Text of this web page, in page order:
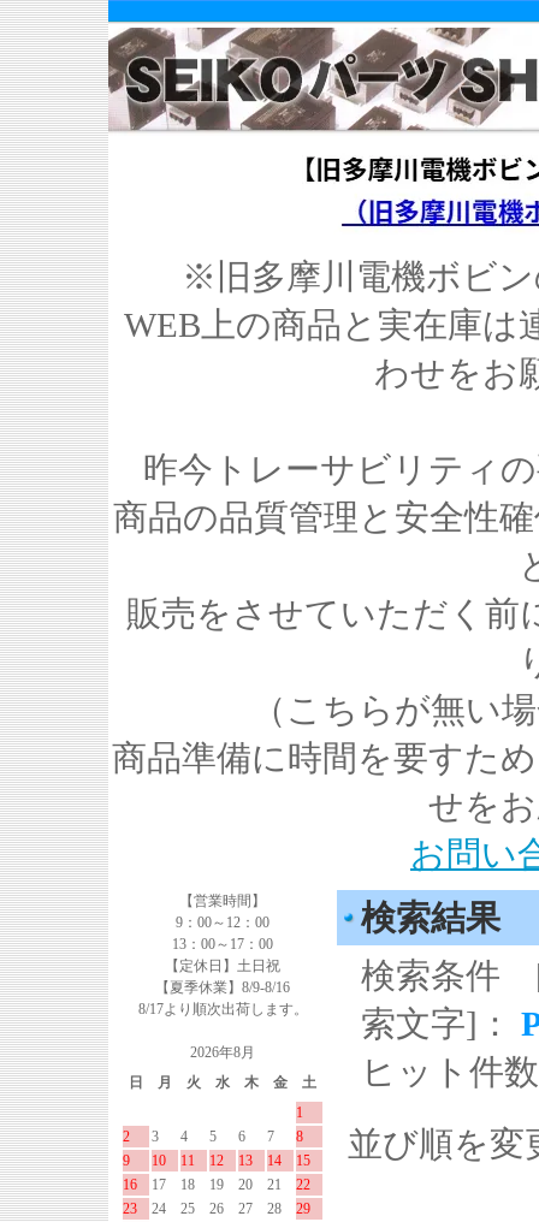
※旧多摩川電機ボビ
WEB上の商品と実在庫
わせをお
昨今トレーサビリティ
商品の品質管理と安全性
販売をさせていただく前
（こちらが無い
商品準備に時間を要すた
せを
お問い
【営業時間】
9：00～12：00
13：00～17：00
【定休日】土日祝
【夏季休業】8/9-8/16
8/17より順次出荷します。
2026年8月
日
月 火 水 木 金
土
1
2
3 4 5 6 7
8
9
10 11 12 13 14
15
16
17 18 19 20 21
22
23
24 25 26 27 28
29
検索結果
検索条件
索文字]：
ヒット件
並び順を変